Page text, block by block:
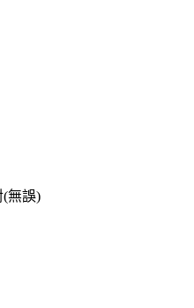
無誤)